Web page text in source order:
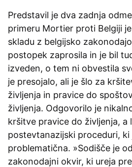
Predstavil je dva zadnja
primeru Mortier proti Belgiji
skladu z belgijsko
postopek zaprosila in je bil
izveden, o tem ni obvestila
je presojalo, ali je šlo za
življenja in pravice do
življenja. Odgovorilo je
kršitve pravice do življenja, a
postevtanazijski proceduri, ki
problematična. »Sodišče je
zakonodajni okvir, ki ureja